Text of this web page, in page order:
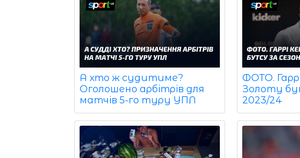
А хто ж судитиме?
Оголошено арбітрів для
матчів 5-го туру УПЛ
ФОТО.
Золоту
2023/24